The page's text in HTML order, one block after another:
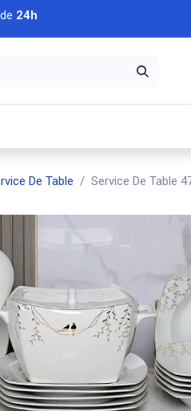
24h
À DÉCOUVRIR
De Table Service De Table